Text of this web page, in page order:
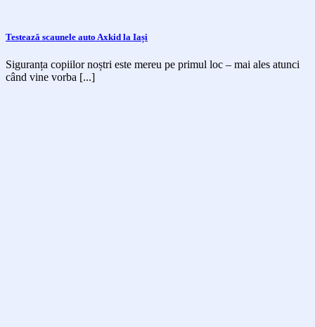
Testează scaunele auto Axkid la Iași
Siguranța copiilor noștri este mereu pe primul loc – mai ales atunci
când vine vorba [...]